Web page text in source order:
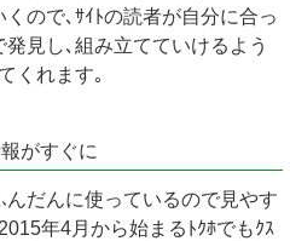
ので､ｻｲﾄの読者が自分に合っ
見し､組み立てていけるよう
くれます｡
がすぐに
だんに使っているので見やす
年4月から始まるﾄｸﾎでもｸｽ